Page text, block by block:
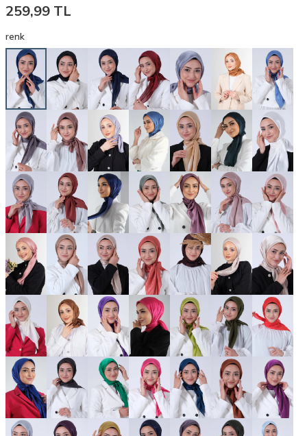
259,99 TL
renk